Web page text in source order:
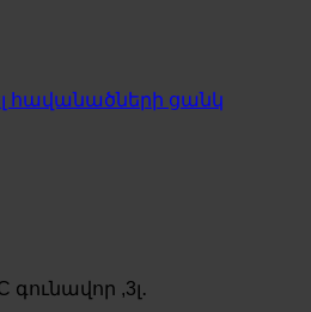
հավանածների ցանկ
գունավոր ,3լ․